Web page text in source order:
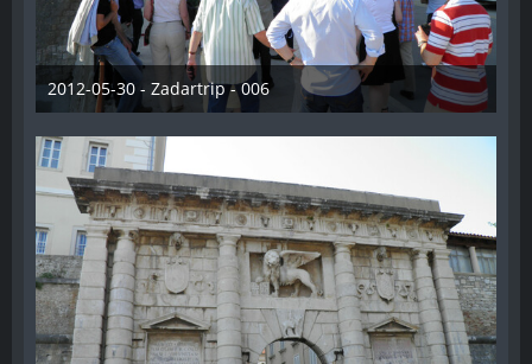
2012-05-30 - Zadartrip - 006
28. Dezember 2012